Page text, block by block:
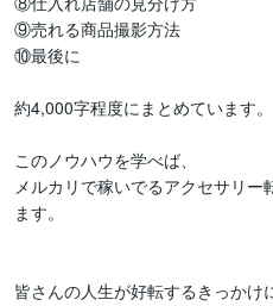
⑨売れる商品撮影方法
⑩最後に
約4,000字程度にまとめています。
このノウハウを学べば、
メルカリで稼いでるアクセサリー
ます。
皆さんの人生が好転するきっかけ